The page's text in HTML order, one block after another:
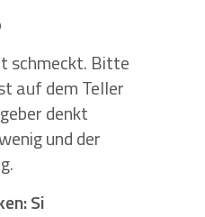
schmeckt. Bitte
auf dem Teller
denkt
und der
Si